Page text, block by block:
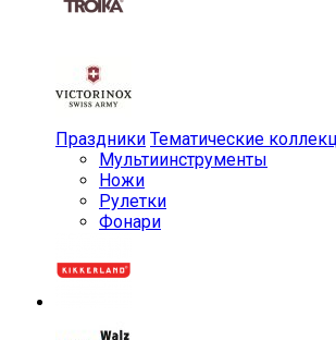
Праздники Тематические
Мульти­инструменты
Ножи
Рулетки
Фонари